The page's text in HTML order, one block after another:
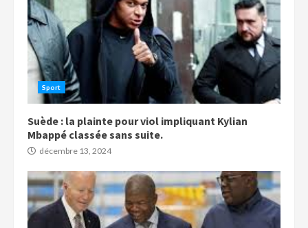
Sport
Suède : la plainte pour viol impliquant Kylian
Mbappé classée sans suite.
décembre 13, 2024